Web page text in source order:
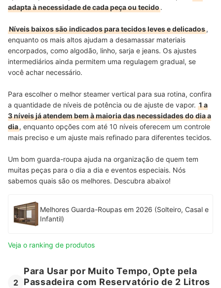
adapta à necessidade de cada peça ou tecido.
Níveis baixos são indicados para tecidos leves e delicados,
enquanto os mais altos ajudam a desamassar materiais
encorpados, como algodão, linho, sarja e jeans. Os ajustes
intermediários ainda permitem uma regulagem gradual, se
você achar necessário.
Para escolher o melhor steamer vertical para sua rotina, confira
a quantidade de níveis de potência ou de ajuste de vapor. 1 a
3 níveis já atendem bem à maioria das necessidades do dia a
dia, enquanto opções com até 10 níveis oferecem um controle
mais preciso e um ajuste mais refinado para diferentes tecidos.
Um bom guarda-roupa ajuda na organização de quem tem
muitas peças para o dia a dia e eventos especiais. Nós
sabemos quais são os melhores. Descubra abaixo!
Melhores Guarda-Roupas em 2026 (Solteiro, Casal e
Infantil)
Veja o ranking de produtos
2
Para Usar por Muito Tempo, Opte pela
Passadeira com Reservatório de 2 Litros